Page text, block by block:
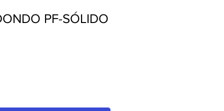
PF-SÓLIDO